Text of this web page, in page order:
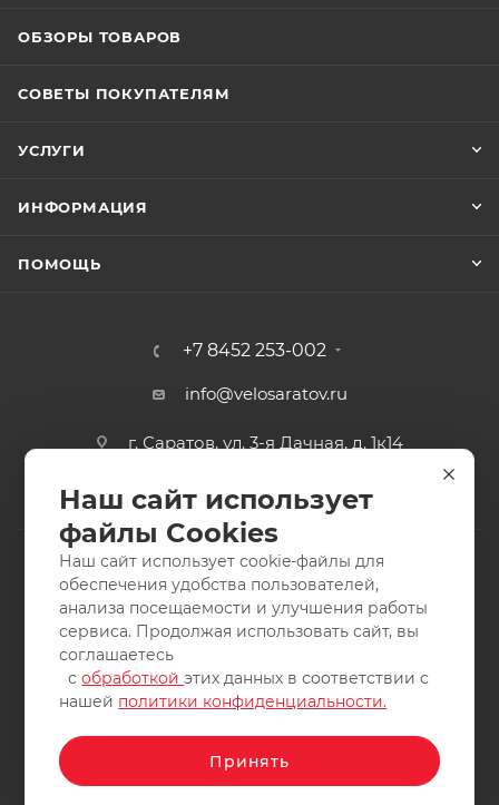
ОБЗОРЫ ТОВАРОВ
СОВЕТЫ ПОКУПАТЕЛЯМ
УСЛУГИ
ИНФОРМАЦИЯ
ПОМОЩЬ
+7 8452 253-002
info@velosaratov.ru
г. Саратов, ул. 3-я Дачная, д. 1к14
2011-2026 © интернет-магазин спортивных товаров
ВелоСаратов. Не является публичной офертой. Все права
защищены. Заимствование материалов и фотографий
запрещено.
Наш сайт использует
файлы Cookies
Наш сайт использует cookie-файлы для
обеспечения удобства пользователей,
анализа посещаемости и улучшения работы
сервиса. Продолжая использовать сайт, вы
соглашаетесь
собработкойэтих данных в соответствии с
нашей политики конфиденциальности.
Принять